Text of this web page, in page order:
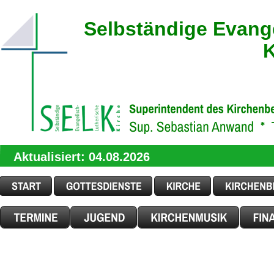
Aktualisiert: 04.08.2026
Selbständige